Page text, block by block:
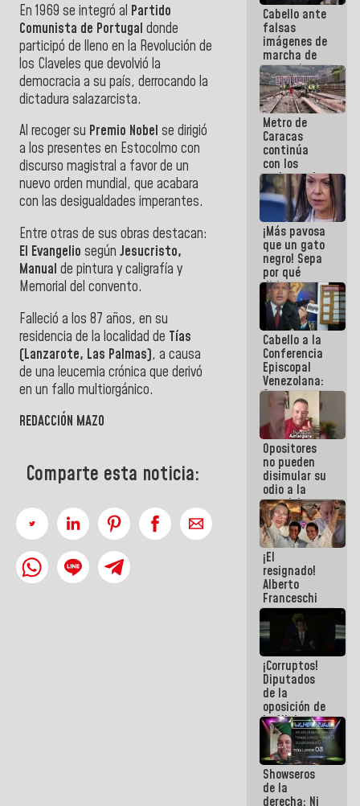
En 1969 se integró al Partido
Comunista de Portugal donde
participó de lleno en la Revolución de
los Claveles que devolvió la
democracia a su país, derrocando la
dictadura salazarcista.
Al recoger su Premio Nobel se dirigió
a los presentes en Estocolmo con
discurso magistral a favor de un
nuevo orden mundial, que acabara
con las desigualdades imperantes.
Entre otras de sus obras destacan:
El Evangelio según Jesucristo,
Manual de pintura y caligrafía y
Memorial del convento.
Falleció a los 87 años, en su
residencia de la localidad de Tías
(Lanzarote, Las Palmas), a causa
de una leucemia crónica que derivó
en un fallo multiorgánico.
REDACCIÓN MAZO
Comparte esta noticia:
Cabello ante
falsas
imágenes de
marcha de
extremistas:
Son unos
coberos,
viven de la
mentira
Metro de
Caracas
continúa
con los
trabajos de
mantenimiento
e inspección
en la Línea 2
¡Más pavosa
que un gato
negro! Sepa
por qué
dirigentes
opositores
se
desmarcan
de La Sayo
Cabello a la
Conferencia
Episcopal
Venezolana:
Son unos
inmorales,
ni una
botella de
agua han
llevado
Opositores
no pueden
disimular su
odio a la
paz del
pueblo
¡El
resignado!
Alberto
Franceschi
muestra su
frustración
ante
burguesía
de siempre
¡Corruptos!
Diputados
de la
oposición de
la AN de
2015
derrocharon
el dinero de
los
venezolanos
Showseros
de la
derecha: Ni